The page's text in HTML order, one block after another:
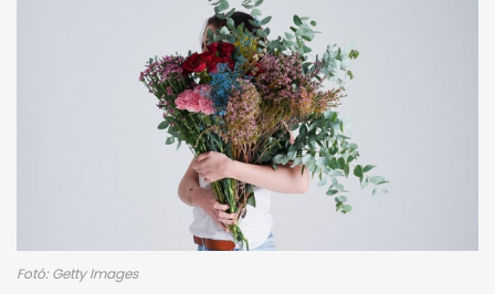
Fotó: Getty Images